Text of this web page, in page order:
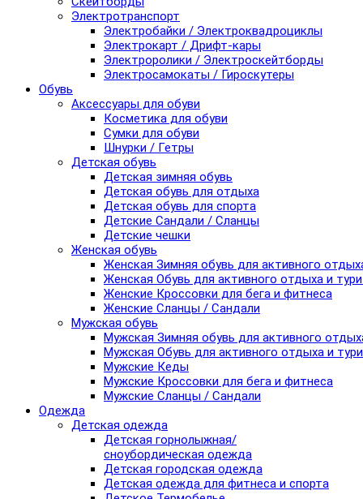
Электротранспорт
Электробайки / Электроквадроциклы
Электрокарт / Дрифт-кары
Электроролики / Электроскейтборды
Электросамокаты / Гироскутеры
Обувь
Аксессуары для обуви
Косметика для обуви
Сумки для обуви
Шнурки / Гетры
Детская обувь
Детская зимняя обувь
Детская обувь для отдыха
Детская обувь для спорта
Детские Сандали / Сланцы
Детские чешки
Женская обувь
Женская Зимняя обувь для активного
Женская Обувь для активного отдыха и
Женские Кроссовки для бега и фитнеса
Женские Сланцы / Сандали
Мужская обувь
Мужская Зимняя обувь для активного
Мужская Обувь для активного отдыха и
Мужские Кеды
Мужские Кроссовки для бега и фитнеса
Мужские Сланцы / Сандали
Одежда
Детская одежда
Детская горнолыжная/
сноубордическая одежда
Детская городская одежда
Детская одежда для фитнеса и спорта